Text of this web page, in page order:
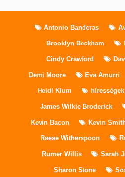
Antonio Banderas
Brooklyn Beckham
Cindy Crawford
Demi Moore Eva Amurri
Heidi Klum
James Wilkie Broderick
Kevin Bacon Kevin
Reese Witherspoon
Rumer Willis Sarah
Sharon Stone